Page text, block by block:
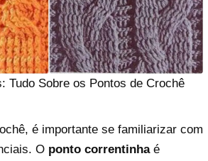
Tudo Sobre os Pontos de Crochê
é importante se familiarizar com
O ponto correntinhaé